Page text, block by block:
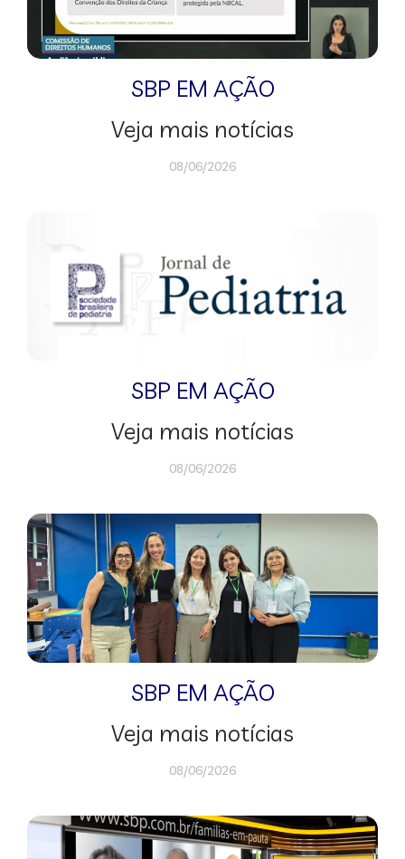
SBP EM AÇÃO
Veja mais notícias
08/06/2026
SBP EM AÇÃO
Veja mais notícias
08/06/2026
SBP EM AÇÃO
Veja mais notícias
08/06/2026